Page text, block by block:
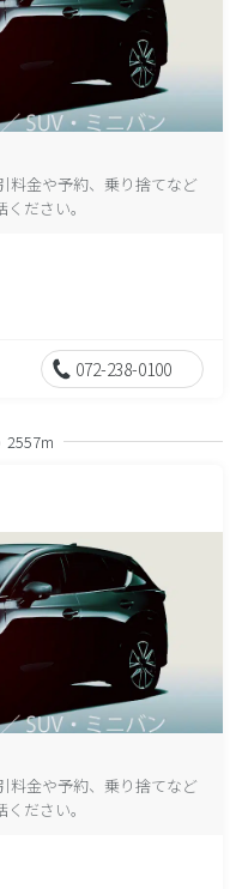
料金や予約、乗り捨てなど
ださい。
072-238-0100
2557m
料金や予約、乗り捨てなど
ださい。